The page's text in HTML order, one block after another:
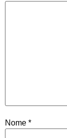
Nome *